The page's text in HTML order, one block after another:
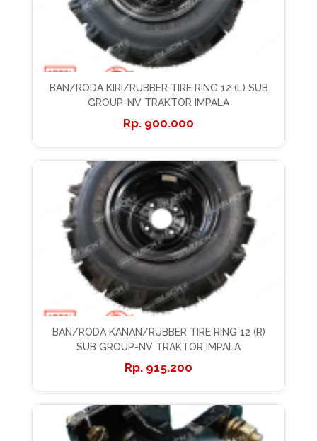
BAN/RODA KIRI/RUBBER TIRE RING 12 (L) SUB
GROUP-NV TRAKTOR IMPALA
900.000
BAN/RODA KANAN/RUBBER TIRE RING 12 (R)
SUB GROUP-NV TRAKTOR IMPALA
915.200